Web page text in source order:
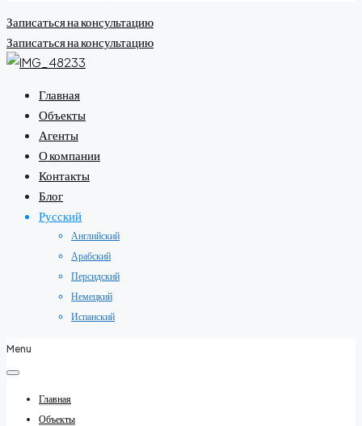
Записаться на консультацию
Записаться на консультацию
Главная
Объекты
Агенты
О компании
Контакты
Блог
Русский
Английский
Арабский
Персидский
Немецкий
Испанский
Menu
Главная
Объекты